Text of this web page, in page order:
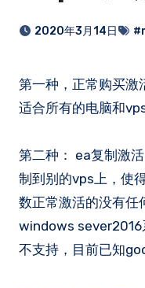
2020年3月14日
第一种，正常购买激活，费用贵，比如nw价格是500美金，5个激活数，所以每个激活的价格是500/5=100美金，这种激活方法
适合所有的电脑和
第二种： ea复制激
制到别的vps上，使
数正常激活的没有
windows sever2016
不支持，目前已知